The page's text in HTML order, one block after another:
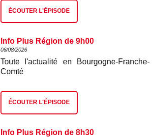
ÉCOUTER L'ÉPISODE
Info Plus Région de 9h00
06/08/2026
Toute l'actualité en Bourgogne-Franche-
Comté
ÉCOUTER L'ÉPISODE
Info Plus Région de 8h30